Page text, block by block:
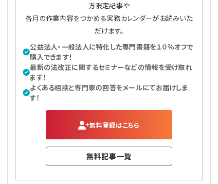
方限定記事や
各月の作業内容をつかめる実務カレンダーがお読みいた
だけます。
公益法人・一般法人に特化した専門書籍を１０％オフで
購入できます！
最新の法改正に関するセミナーなどの情報を受け取れ
ます！
よくある相談と専門家の回答をメールにてお届けしま
す！
無料登録はこちら
無料記事一覧